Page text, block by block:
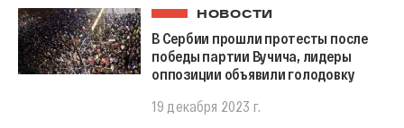
НОВОСТИ
В Сербии прошли протесты после
победы партии Вучича, лидеры
оппозиции объявили голодовку
19 декабря 2023 г.